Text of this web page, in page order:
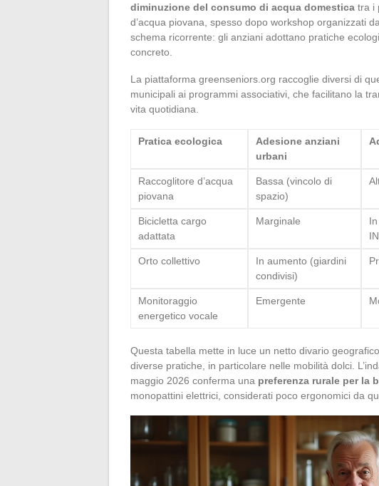
diminuzione del consumo di acqua domestica tra i
d’acqua piovana, spesso dopo workshop organizzati
schema ricorrente: gli anziani adottano pratiche
concreto.
La piattaforma greenseniors.org raccoglie diversi di
municipali ai programmi associativi, che facilitano la
vita quotidiana.
Pratica ecologica
Adesione anziani
urbani
Raccoglitore d’acqua
piovana
Bassa (vincolo di
spazio)
Bicicletta cargo
adattata
Marginale
Orto collettivo
In aumento (giardini
condivisi)
Monitoraggio
energetico vocale
Emergente
Questa tabella mette in luce un netto divario
diverse pratiche, in particolare nelle mobilità dolci.
maggio 2026 conferma una preferenza rurale per la
monopattini elettrici, considerati poco ergonomici da